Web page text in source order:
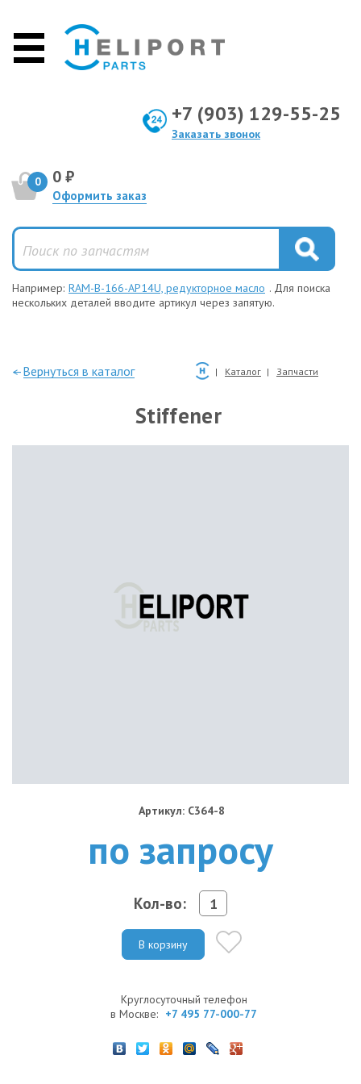
+7 (903) 129-55-25
Заказать звонок
0 0 ₽
Оформить заказ
Например: RAM-B-166-AP14U, редукторное масло . Для поиска
нескольких деталей вводите артикул через запятую.
—Вернуться в каталог Каталог Запчасти
Stiffener
Артикул: C364-8
по запросу
Кол-во:
В корзину
Круглосуточный телефон
в Москве: +7 495 77-000-77